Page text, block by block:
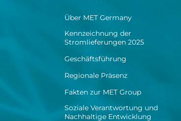
Über MET Germany
Kennzeichnung der
Stromlieferungen 2025
Geschäftsführung
Regionale Präsenz
Fakten zur MET Group
Soziale Verantwortung und
Nachhaltige Entwicklung